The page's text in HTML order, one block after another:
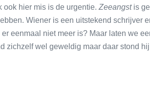
ook hier mis is de urgentie. Zeeangstis
Wiener is een uitstekend schrijver
eenmaal niet meer is? Maar laten we
zichzelf wel geweldig maar daar stond